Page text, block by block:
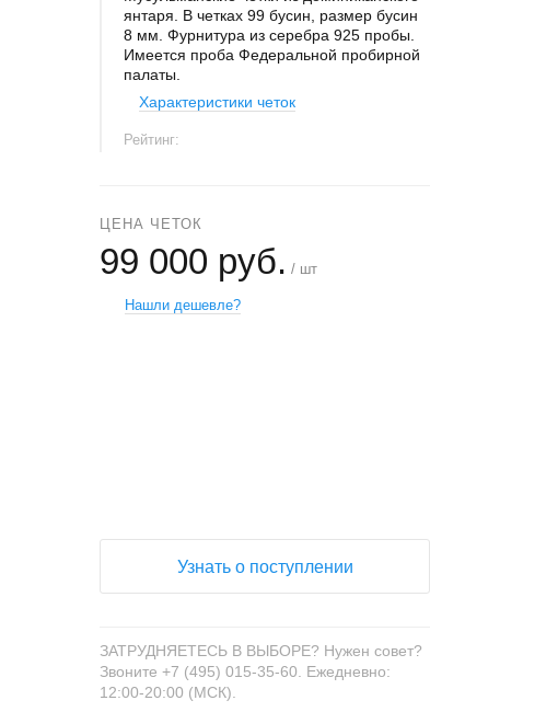
янтаря. В четках 99 бусин, размер бусин
8 мм. Фурнитура из серебра 925 пробы.
Имеется проба Федеральной пробирной
палаты.
Характеристики четок
Рейтинг:
ЦЕНА ЧЕТОК
99 000 руб. / шт
Нашли дешевле?
Узнать о поступлении
ЗАТРУДНЯЕТЕСЬ В ВЫБОРЕ? Нужен совет?
Звоните +7 (495) 015-35-60. Ежедневно:
12:00-20:00 (МСК).